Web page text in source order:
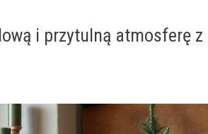
i przytulną atmosferę z